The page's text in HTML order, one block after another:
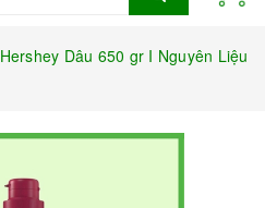
Hershey Dâu 650 gr I Nguyên Liệu